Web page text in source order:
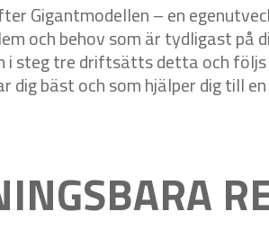
Gigantmodellen – en
och behov som är tydligast på
steg tre driftsätts detta och följs
dig bäst och som hjälper dig till